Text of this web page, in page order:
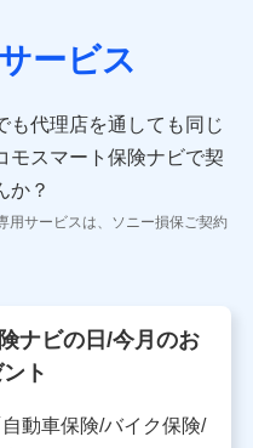
社NTTドコモおよび提携
ため
のパーソナルデータを分
向に応じたサービス・商
を行うことがありま
のため
のため
利用者（詳細は次のと
1号 山王パークタワー
ービス
も代理店を通しても同じ
モスマート保険ナビで契
か？
用サービスは、ソニー損保ご契約
ナビの日/今月のお
ト
動車保険/バイク保険/